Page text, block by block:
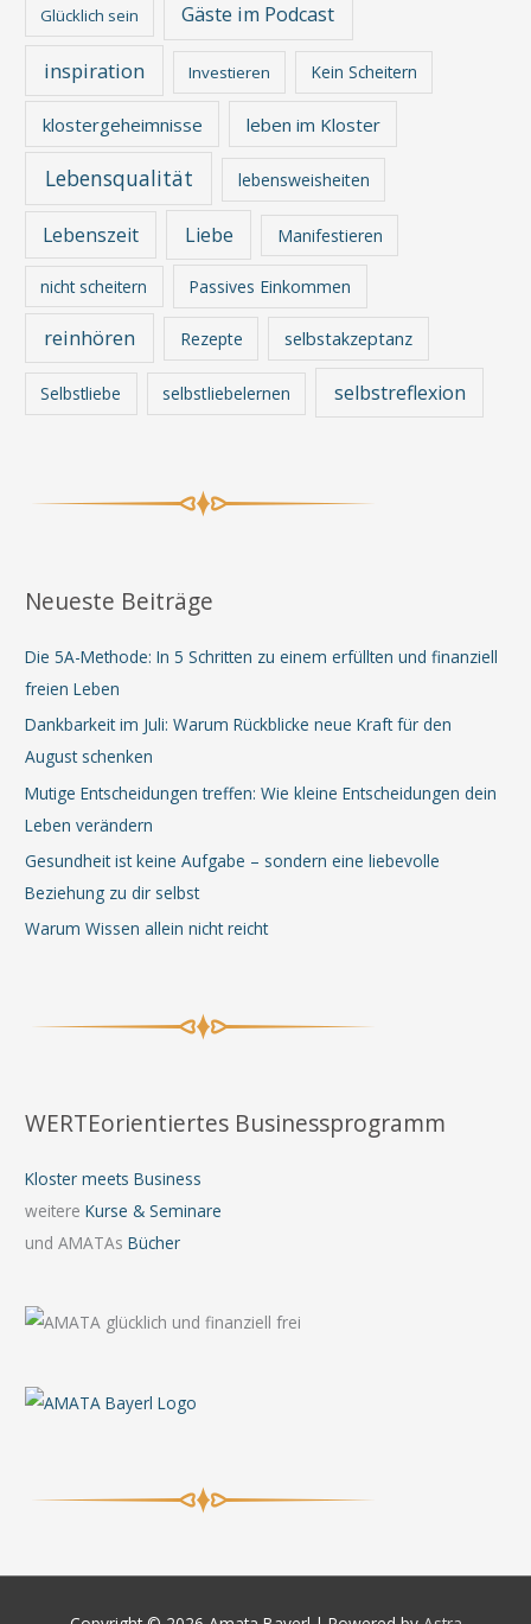
Glücklich sein Gäste im Podcast
inspiration Investieren Kein Scheitern
klostergeheimnisse leben im Kloster
Lebensqualität lebensweisheiten
Lebenszeit Liebe Manifestieren
nicht scheitern Passives Einkommen
reinhören Rezepte selbstakzeptanz
Selbstliebe selbstliebelernen selbstreflexion
Neueste Beiträge
Die 5A-Methode: In 5 Schritten zu einem erfüllten und finanziell
freien Leben
Dankbarkeit im Juli: Warum Rückblicke neue Kraft für den
August schenken
Mutige Entscheidungen treffen: Wie kleine Entscheidungen dein
Leben verändern
Gesundheit ist keine Aufgabe – sondern eine liebevolle
Beziehung zu dir selbst
Warum Wissen allein nicht reicht
WERTEorientiertes Businessprogramm
Kloster meets Business
weitereKurse & Seminare
und AMATAsBücher